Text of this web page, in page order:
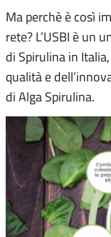
Ma perchè è così
rete? L’USBI è un
di Spirulina in
qualità e
di Alga Spirulina.